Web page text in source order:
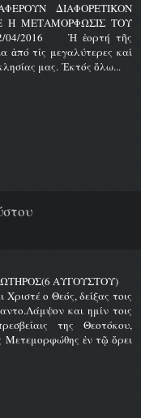
ΔΙΑΦΟΡΕΤΙΚΟΝ
Η ΜΕΤΑΜΟΡΦΩΣΙΣ ΤΟΥ
04/2016 Ἡ ἑορτή τῆς
ἀπό τίς μεγαλύτερες καί
μας. Ἐκτός ὅλω...
ΑΥΓΟΥΣΤΟΥ)
ο Θεός, δείξας τοις
και ημίν τοις
της Θεοτόκου,
ἐν τῷ ὄρει